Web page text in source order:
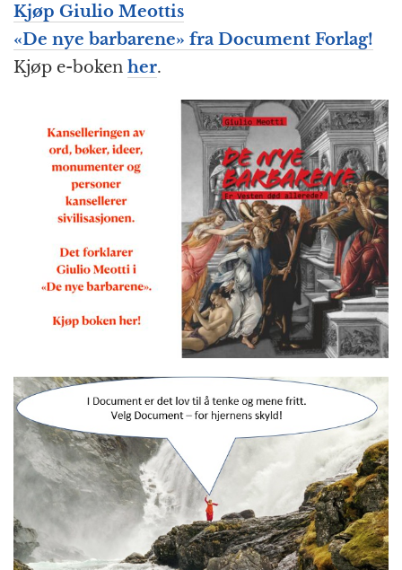
Kjøp Giulio Meottis
«De nye barbarene» fra Document Forlag!
Kjøp e-boken her.